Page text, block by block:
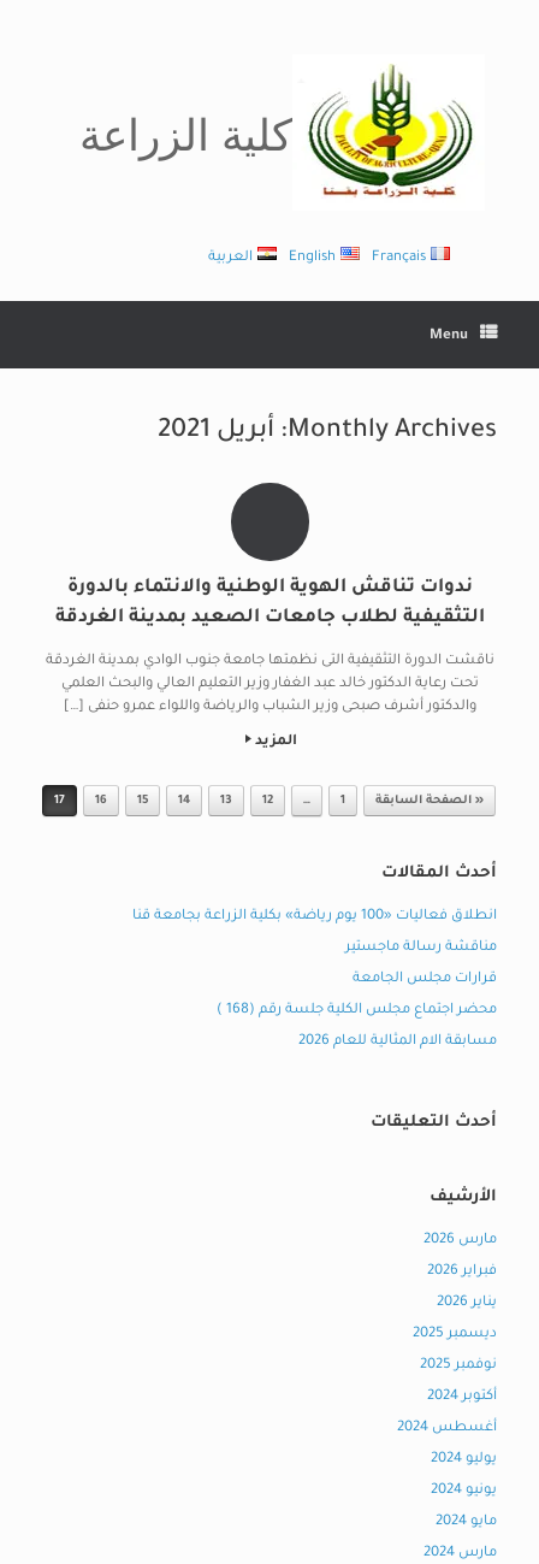
كلية الزراعة
العربية English Français
Menu
Monthly Archives: أبريل 2021
ندوات تناقش الهوية الوطنية والانتماء بالدورة
التثقيفية لطلاب جامعات الصعيد بمدينة الغردقة
ناقشت الدورة التثقيفية التى نظمتها جامعة جنوب الوادي بمدينة الغردقة
تحت رعاية الدكتور خالد عبد الغفار وزير التعليم العالي والبحث العلمي
والدكتور أشرف صبحى وزير الشباب والرياضة واللواء عمرو حنفى […]
المزيد
Post navigation
« الصفحة السابقة 1
…
12
13
14
15
16
17
أحدث المقالات
انطلاق فعاليات «100 يوم رياضة» بكلية الزراعة بجامعة قنا
مناقشة رسالة ماجستير
قرارات مجلس الجامعة
محضر اجتماع مجلس الكلية جلسة رقم (168 )
مسابقة الام المثالية للعام 2026
أحدث التعليقات
الأرشيف
مارس 2026
فبراير 2026
يناير 2026
ديسمبر 2025
نوفمبر 2025
أكتوبر 2024
أغسطس 2024
يوليو 2024
يونيو 2024
مايو 2024
مارس 2024